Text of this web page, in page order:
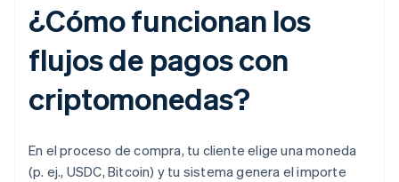
¿Cómo funcionan los
flujos de pagos con
criptomonedas?
En el proceso de compra, tu cliente elige una moneda
(p. ej., USDC, Bitcoin) y tu sistema genera el importe